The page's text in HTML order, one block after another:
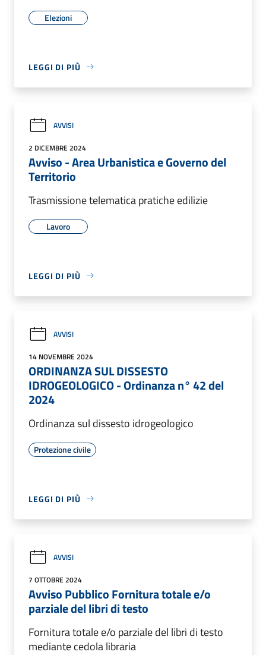
Elezioni
LEGGI DI PIÙ
AVVISI
2 DICEMBRE 2024
Avviso - Area Urbanistica e Governo del
Territorio
Trasmissione telematica pratiche edilizie
Lavoro
LEGGI DI PIÙ
AVVISI
14 NOVEMBRE 2024
ORDINANZA SUL DISSESTO
IDROGEOLOGICO - Ordinanza n° 42 del
2024
Ordinanza sul dissesto idrogeologico
Protezione civile
LEGGI DI PIÙ
AVVISI
7 OTTOBRE 2024
Avviso Pubblico Fornitura totale e/o
parziale del libri di testo
Fornitura totale e/o parziale del libri di testo
mediante cedola libraria